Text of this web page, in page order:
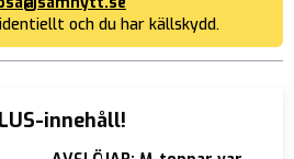
och du har källskydd.
innehåll!